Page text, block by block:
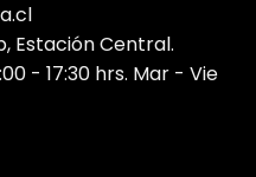
Estación Central.
- 17:30 hrs. Mar - Vie